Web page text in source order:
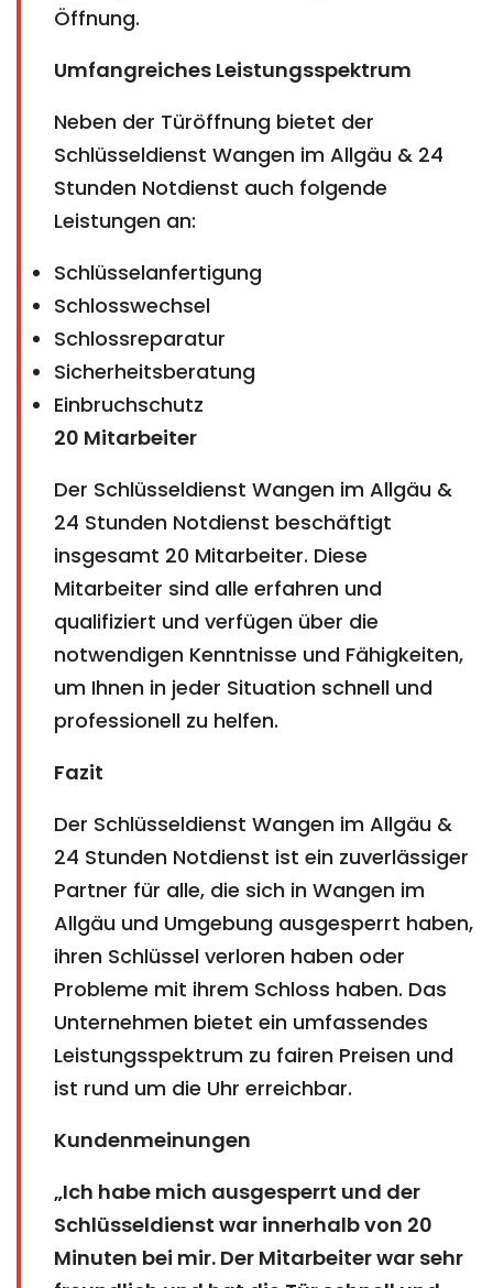
Öffnung.
Umfangreiches Leistungsspektrum
Neben der Türöffnung bietet der
Schlüsseldienst Wangen im Allgäu & 24
Stunden Notdienst auch folgende
Leistungen an:
Schlüsselanfertigung
Schlosswechsel
Schlossreparatur
Sicherheitsberatung
Einbruchschutz
20 Mitarbeiter
Der Schlüsseldienst Wangen im Allgäu &
24 Stunden Notdienst beschäftigt
insgesamt 20 Mitarbeiter. Diese
Mitarbeiter sind alle erfahren und
qualifiziert und verfügen über die
notwendigen Kenntnisse und Fähigkeiten,
um Ihnen in jeder Situation schnell und
professionell zu helfen.
Fazit
Der Schlüsseldienst Wangen im Allgäu &
24 Stunden Notdienst ist ein zuverlässiger
Partner für alle, die sich in Wangen im
Allgäu und Umgebung ausgesperrt haben,
ihren Schlüssel verloren haben oder
Probleme mit ihrem Schloss haben. Das
Unternehmen bietet ein umfassendes
Leistungsspektrum zu fairen Preisen und
ist rund um die Uhr erreichbar.
Kundenmeinungen
„Ich habe mich ausgesperrt und der
Schlüsseldienst war innerhalb von 20
Minuten bei mir. Der Mitarbeiter war sehr